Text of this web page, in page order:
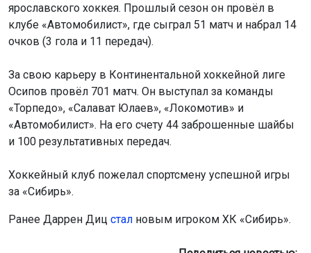
ярославского хоккея. Прошлый сезон он провёл в
клубе «Автомобилист», где сыграл 51 матч и набрал 14
очков (3 гола и 11 передач).
За свою карьеру в Континентальной хоккейной лиге
Осипов провёл 701 матч. Он выступал за команды
«Торпедо», «Салават Юлаев», «Локомотив» и
«Автомобилист». На его счету 44 заброшенные шайбы
и 100 результативных передач.
Хоккейный клуб пожелал спортсмену успешной игры
за «Сибирь».
Ранее Даррен Диц стал новым игроком ХК «Сибирь».